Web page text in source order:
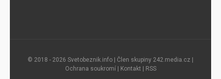
© 2018 - 2026 Svetobeznik.info | Člen skupiny 242.media.cz |
Ochrana soukromí| Kontakt | RSS